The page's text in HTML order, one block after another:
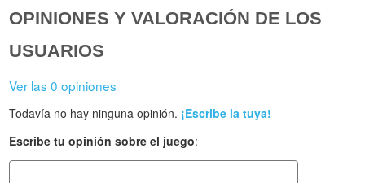
OPINIONES Y VALORACIÓN DE LOS
USUARIOS
Ver las 0 opiniones
Todavía no hay ninguna opinión. ¡Escribe la tuya!
Escribe tu opinión sobre el juego: